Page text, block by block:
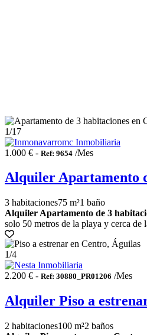
1/17
1.000 € - Ref: 9654 /Mes
Alquiler Apartamento
3 habitaciones75 m²1 baño
Alquiler Apartamento de 3
solo 50 metros de la playa y cerca de
1/4
2.200 € - Ref: 30880_PR01206 /Mes
Alquiler Piso a
2 habitaciones100 m²2 baños